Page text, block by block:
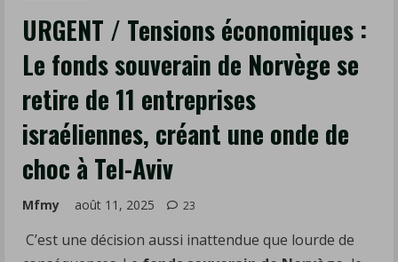
onde
de
choc
à
Tel-
Aviv
URGENT / Tensions économiques :
Le fonds souverain de Norvège se
retire de 11 entreprises
israéliennes, créant une onde de
choc à Tel-Aviv
Mfmy août 11, 2025 23
C’est une décision aussi inattendue que lourde de